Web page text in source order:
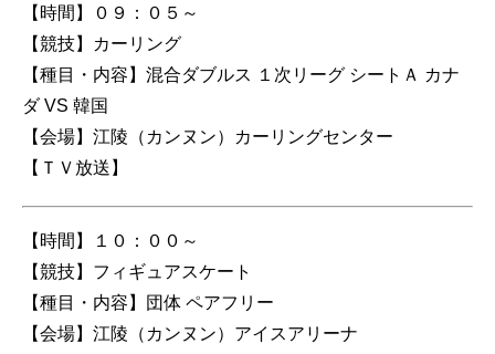
【時間】０９：０５～
【競技】カーリング
【種目・内容】混合ダブルス １次リーグ シートＡ カナ
ダ VS 韓国
【会場】江陵（カンヌン）カーリングセンター
【ＴＶ放送】
【時間】１０：００～
【競技】フィギュアスケート
【種目・内容】団体 ペアフリー
【会場】江陵（カンヌン）アイスアリーナ